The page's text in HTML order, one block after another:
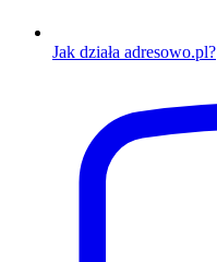
Jak działa adresowo.pl?